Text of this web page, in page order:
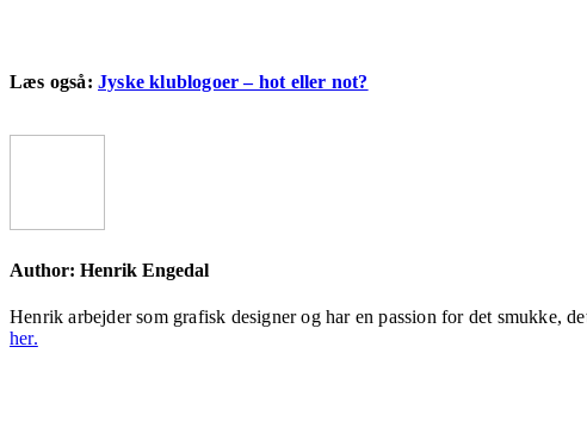
Læs også: Jyske klublogoer – hot eller not?
Author: Henrik Engedal
Henrik arbejder som grafisk designer og har en passion for det smukke,
her.